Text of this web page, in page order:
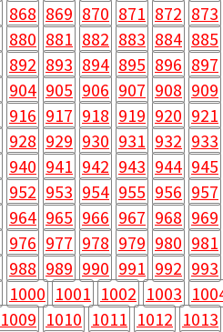
868 869 870 871 872 873
880 881 882 883 884 885
892 893 894 895 896 897
904 905 906 907 908 909
916 917 918 919 920 921
928 929 930 931 932 933
940 941 942 943 944 945
952 953 954 955 956 957
964 965 966 967 968 969
976 977 978 979 980 981
988 989 990 991 992 993
1000 1001 1002 1003
1009 1010 1011 1012 1013